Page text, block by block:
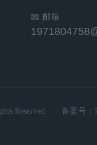
邮箱
Reserved. 备案号：